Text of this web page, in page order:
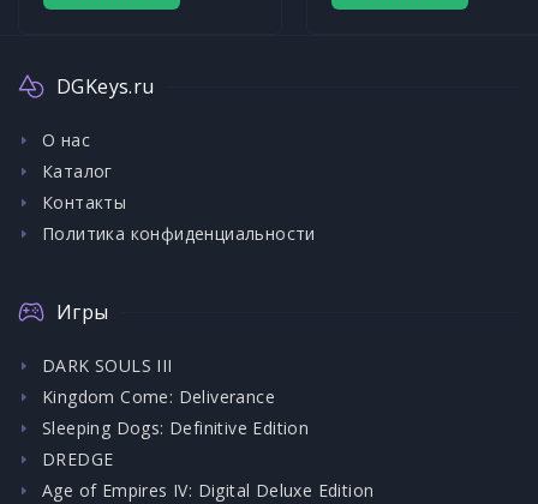
DGKeys.ru
О нас
Каталог
Контакты
Политика конфиденциальности
Игры
DARK SOULS III
Kingdom Come: Deliverance
Sleeping Dogs: Definitive Edition
DREDGE
Age of Empires IV: Digital Deluxe Edition